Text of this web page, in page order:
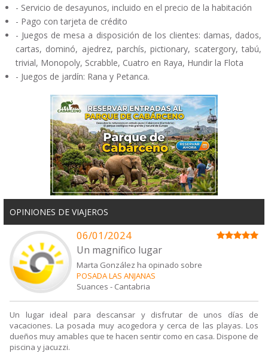
- Servicio de desayunos, incluido en el precio de la habitación
- Pago con tarjeta de crédito
- Juegos de mesa a disposición de los clientes: damas, dados,
cartas, dominó, ajedrez, parchís, pictionary, scatergory, tabú,
trivial, Monopoly, Scrabble, Cuatro en Raya, Hundir la Flota
- Juegos de jardín: Rana y Petanca.
OPINIONES DE VIAJEROS
06/01/2024
Un magnifico lugar
Marta González ha opinado sobre
POSADA LAS ANJANAS
Suances - Cantabria
Un lugar ideal para descansar y disfrutar de unos días de
vacaciones. La posada muy acogedora y cerca de las playas. Los
dueños muy amables que te hacen sentir como en casa. Dispone de
piscina y jacuzzi.